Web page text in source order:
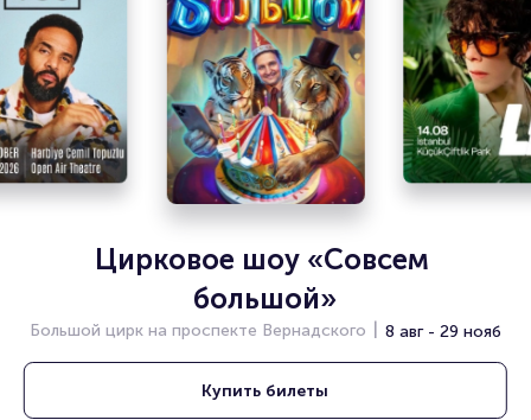
читайте в разделах:
Продать билет
Брокерам
Организаторам
Цирковое шоу «Совсем
большой»
Большой цирк на проспекте Вернадского 8 авг - 29 нояб
Купить билеты